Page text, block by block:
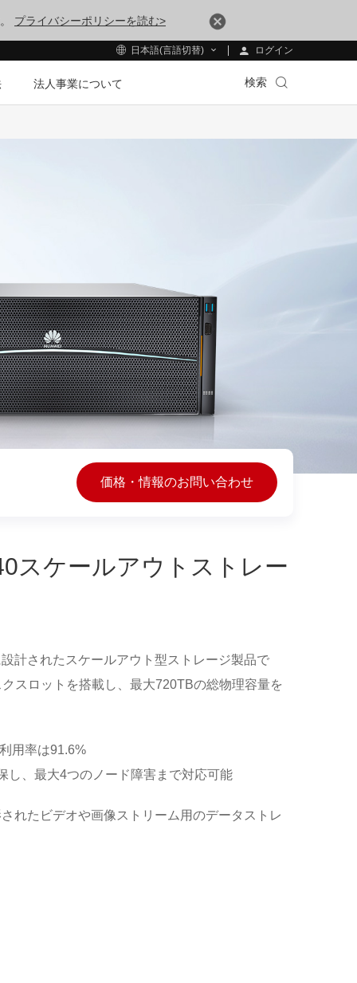
プライバシーポリシーを読む>
日本語(言語切替) ログイン
法人事業について 検索
価格・情報のお問い合わせ
スケールアウトストレー
計されたスケールアウト型ストレージ製品で
スロットを搭載し、最大720TBの総物理容量を
用率は91.6%
し、最大4つのノード障害まで対応可能
れたビデオや画像ストリーム用のデータストレ